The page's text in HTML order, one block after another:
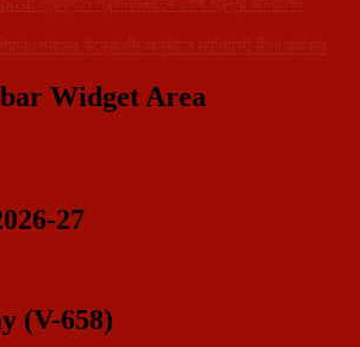
গেমসের উদ্বোধনী অনুষ্ঠানে মার্চপাস্টে দীপা কর্মকার
Widget Area
27
(V-658)